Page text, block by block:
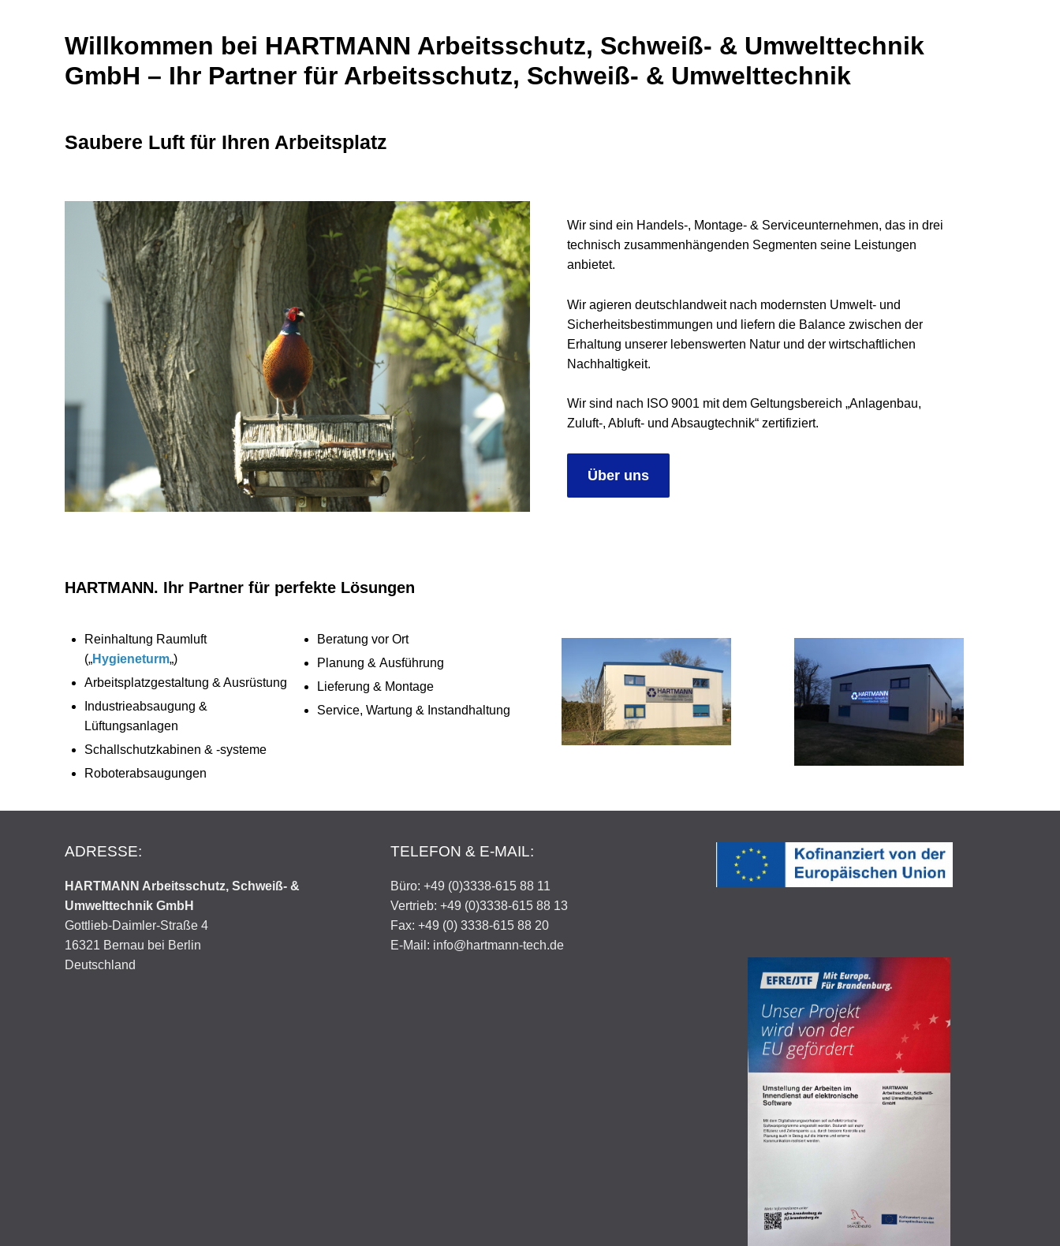
Willkommen bei HARTMANN Arbeitsschutz, Schweiß- & Umwelttechnik
GmbH – Ihr Partner für Arbeitsschutz, Schweiß- & Umwelttechnik
Saubere Luft für Ihren Arbeitsplatz
Wir sind ein Handels-, Montage- & Serviceunternehmen, das in drei
technisch zusammenhängenden Segmenten seine Leistungen
anbietet.
Wir agieren deutschlandweit nach modernsten Umwelt- und
Sicherheitsbestimmungen und liefern die Balance zwischen der
Erhaltung unserer lebenswerten Natur und der wirtschaftlichen
Nachhaltigkeit.
Wir sind nach ISO 9001 mit dem Geltungsbereich „Anlagenbau,
Zuluft-, Abluft- und Absaugtechnik“ zertifiziert.
Über uns
HARTMANN. Ihr Partner für perfekte Lösungen
Reinhaltung Raumluft
(„Hygieneturm„)
Arbeitsplatzgestaltung & Ausrüstung
Industrieabsaugung &
Lüftungsanlagen
Schallschutzkabinen & -systeme
Roboterabsaugungen
Beratung vor Ort
Planung & Ausführung
Lieferung & Montage
Service, Wartung & Instandhaltung
ADRESSE:
HARTMANN Arbeitsschutz, Schweiß- &
Umwelttechnik GmbH
Gottlieb-Daimler-Straße 4
16321 Bernau bei Berlin
Deutschland
TELEFON & E-MAIL:
Büro: +49 (0)3338-615 88 11
Vertrieb: +49 (0)3338-615 88 13
Fax: +49 (0) 3338-615 88 20
E-Mail: info@hartmann-tech.de